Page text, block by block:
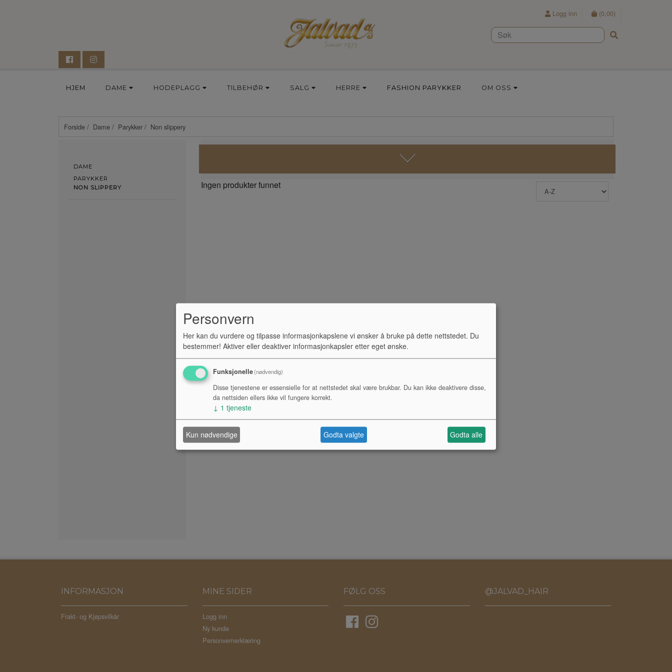
Logg inn (0,00)
HJEM DAME HODEPLAGG TILBEHØR SALG HERRE FASHION PARYKKER OM OSS
Forside / Dame / Parykker / Non slippery
DAME
PARYKKER
NON SLIPPERY
Ingen produkter funnet
INFORMASJON
Frakt- og Kjøpsvilkår
MINE SIDER
Logg inn
Ny kunde
Personvernerklæring
FØLG OSS @JALVAD_HAIR
Personvern
Her kan du vurdere og tilpasse informasjonkapslene vi ønsker å bruke på dette nettstedet. Du
bestemmer! Aktiver eller deaktiver informasjonkapsler etter eget ønske.
Funksjonelle(nødvendig)
Disse tjenestene er essensielle for at nettstedet skal være brukbar. Du kan ikke deaktivere disse,
da nettsiden ellers ikke vil fungere korrekt.
↓ 1 tjeneste
Kun nødvendige Godta valgte Godta alle